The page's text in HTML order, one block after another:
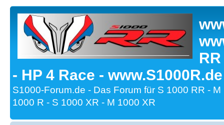
- HP 4 Race -
S1000-Forum.de - Das Forum für S 1000 RR -
1000 R - S 1000 XR - M 1000 XR